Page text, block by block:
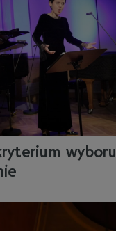
wyboru